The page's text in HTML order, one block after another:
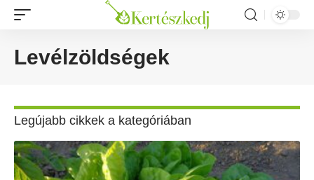
Levélzöldségek
Legújabb cikkek a kategóriában